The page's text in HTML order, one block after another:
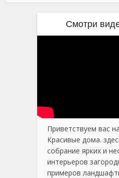
Смотри
Приветствуем вас
Красивые дома.
собрание ярких и
интерьеров
примеров